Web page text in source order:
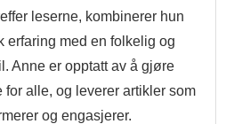
leserne, kombinerer hun
erfaring med en folkelig og
Anne er opptatt av å gjøre
alle, og leverer artikler som
og engasjerer.